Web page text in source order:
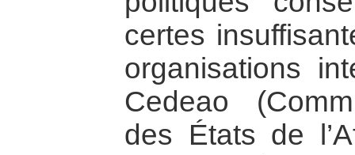
certes
organisations
Cedeao
des États de